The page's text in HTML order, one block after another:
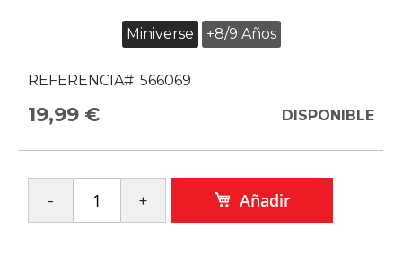
Miniverse +8/9 Años
REFERENCIA#: 566069
19,99 € DISPONIBLE
Añadir